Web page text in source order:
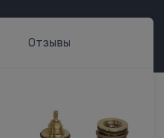
Отзывы